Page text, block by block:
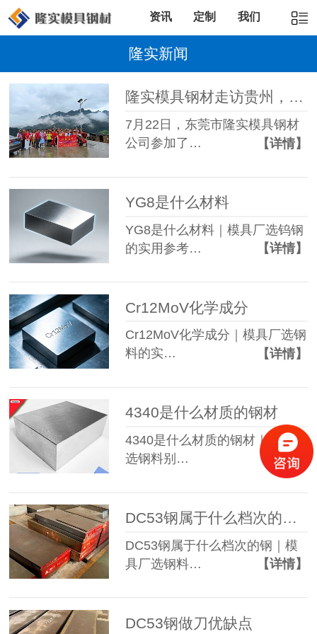
资讯 定制 我们
隆实新闻
隆实模具钢材走访贵州，说不出的感动，
7月22日，东莞市隆实模具钢材
公司参加了…
【详情】
YG8是什么材料
YG8是什么材料｜模具厂选钨钢
的实用参考…
【详情】
Cr12MoV化学成分
Cr12MoV化学成分｜模具厂选钢
料的实…
【详情】
4340是什么材质的钢材
4340是什么材质的钢材｜模具厂
选钢料别…
【详情】
DC53钢属于什么档次的钢材
DC53钢属于什么档次的钢｜模
具厂选钢料…
【详情】
DC53钢做刀优缺点